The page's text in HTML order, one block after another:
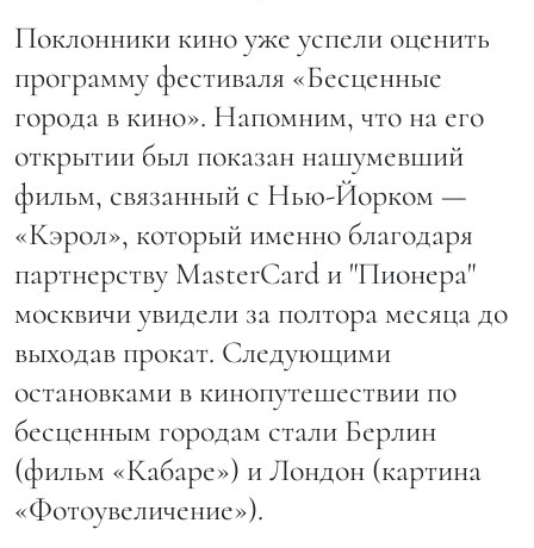
Поклонники кино уже успели оценить
программу фестиваля «Бесценныe
города в кино». Напомним, что на его
открытии был показан нашумевший
фильм, связанный с Нью-Йорком —
«Кэрол», который именно благодаря
партнерству MasterCard и "Пионера"
москвичи увидели за полтора месяца до
выходав прокат. Следующими
остановками в кинопутешествии по
бесценным городам стали Берлин
(фильм «Кабаре») и Лондон (картина
«Фотоувеличение»).